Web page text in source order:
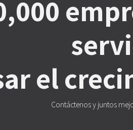
el
Contáctenos y juntos